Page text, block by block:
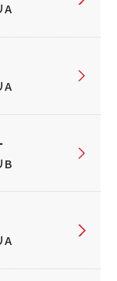
A
A
B
A